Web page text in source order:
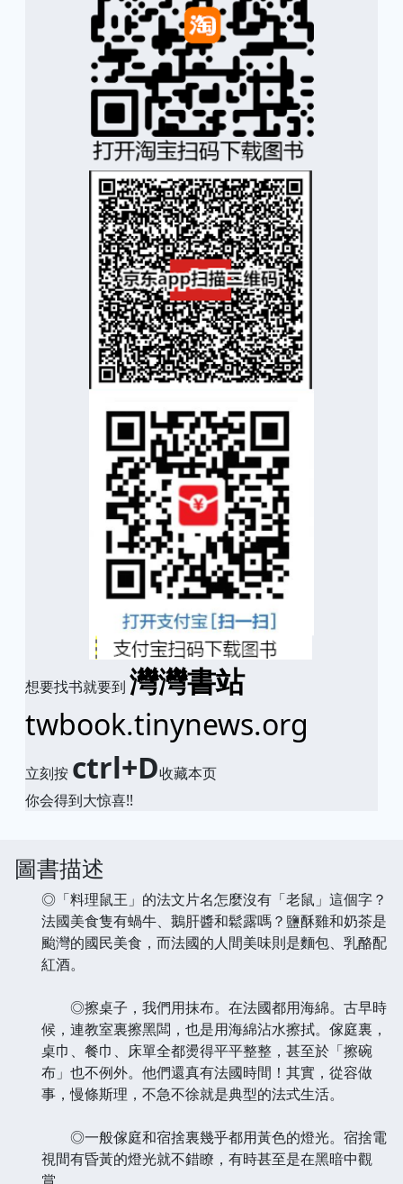
想要找书就要到 灣灣書站
twbook.tinynews.org
立刻按 ctrl+D收藏本页
你会得到大惊喜!!
圖書描述
◎「料理鼠王」的法文片名怎麼沒有「老鼠」這個字？
法國美食隻有蝸牛、鵝肝醬和鬆露嗎？鹽酥雞和奶茶是
颱灣的國民美食，而法國的人間美味則是麵包、乳酪配
紅酒。
◎擦桌子，我們用抹布。在法國都用海綿。古早時
候，連教室裏擦黑闆，也是用海綿沾水擦拭。傢庭裏，
桌巾、餐巾、床單全都燙得平平整整，甚至於「擦碗
布」也不例外。他們還真有法國時間！其實，從容做
事，慢條斯理，不急不徐就是典型的法式生活。
◎一般傢庭和宿捨裏幾乎都用黃色的燈光。宿捨電
視間有昏黃的燈光就不錯瞭，有時甚至是在黑暗中觀